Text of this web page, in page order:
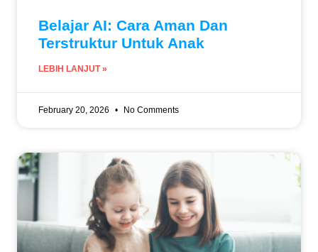
Belajar AI: Cara Aman Dan
Terstruktur Untuk Anak
LEBIH LANJUT »
February 20, 2026 No Comments